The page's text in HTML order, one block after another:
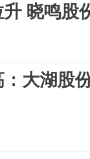
晓鸣股
大湖股